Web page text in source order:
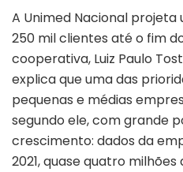
A Unimed Nacional
250 mil clientes até o fim
cooperativa, Luiz Paulo
explica que uma das
pequenas e médias
segundo ele, com grande
crescimento: dados da
2021, quase quatro